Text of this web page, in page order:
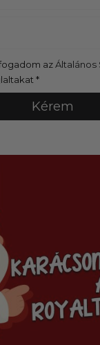
azÁltalános
*
Kérem